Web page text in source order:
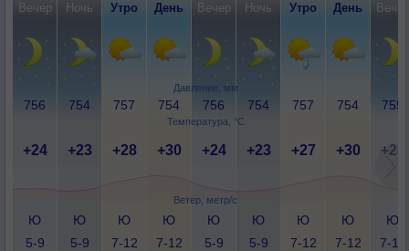
Давление, мм
Температура, °C
Ветер, метр/с
Вечер Ночь Утро День Вечер Ночь Утро День Вечер
756 754 757 754 756 754 757 754 755
+24 +23 +28 +30 +24 +23 +27 +30 +24
Ю
5-9
Ю
5-9
Ю
7-12
Ю
7-12
Ю
5-9
Ю
5-9
Ю
7-12
Ю
7-12
Ю
7-12